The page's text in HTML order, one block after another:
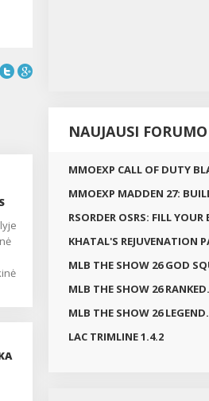
NAUJAUSI
MMOEXP CALL OF DUTY
MMOEXP MADDEN 27:
RSORDER OSRS: FILL YOUR
KHATAL'S REJUVENATION
MLB THE SHOW 26 GOD
MLB THE SHOW 26
MLB THE SHOW 26
LAC TRIMLINE 1.4.2